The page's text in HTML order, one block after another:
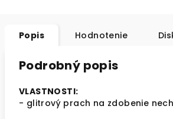
Popis Hodnotenie
Podrobný popis
VLASTNOSTI:
- glitrový prach na zdobenie